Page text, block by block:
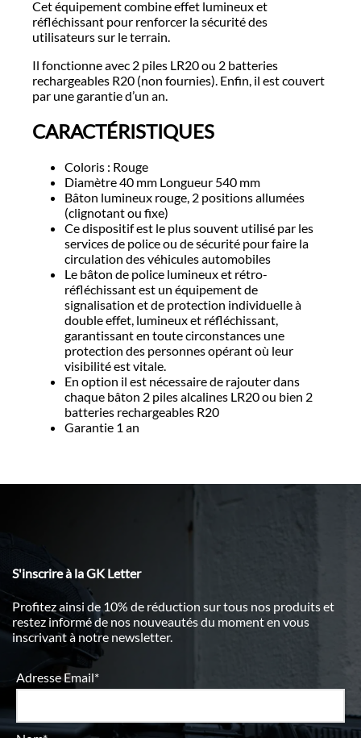
Cet équipement combine effet lumineux et
réfléchissant pour renforcer la sécurité des
utilisateurs sur le terrain.
Il fonctionne avec 2 piles LR20 ou 2 batteries
rechargeables R20 (non fournies). Enfin, il est couvert
par une garantie d’un an.
CARACTÉRISTIQUES
Coloris : Rouge
Diamètre 40 mm Longueur 540 mm
Bâton lumineux rouge, 2 positions allumées
(clignotant ou fixe)
Ce dispositif est le plus souvent utilisé par les
services de police ou de sécurité pour faire la
circulation des véhicules automobiles
Le bâton de police lumineux et rétro-
réfléchissant est un équipement de
signalisation et de protection individuelle à
double effet, lumineux et réfléchissant,
garantissant en toute circonstances une
protection des personnes opérant où leur
visibilité est vitale.
En option il est nécessaire de rajouter dans
chaque bâton 2 piles alcalines LR20 ou bien 2
batteries rechargeables R20
Garantie 1 an
S'inscrire à la GK Letter
Profitez ainsi de 10% de réduction sur tous nos produits et
restez informé de nos nouveautés du moment en vous
inscrivant à notre newsletter.
Adresse Email*